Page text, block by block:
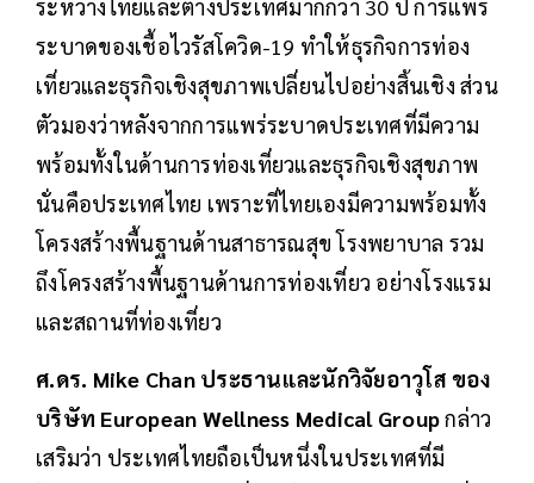
ระหว่างไทยและต่างประเทศมากกว่า 30 ปี การแพร่
ระบาดของเชื้อไวรัสโควิด-19 ทำให้ธุรกิจการท่อง
เที่ยวและธุรกิจเชิงสุขภาพเปลี่ยนไปอย่างสิ้นเชิง ส่วน
ตัวมองว่าหลังจากการแพร่ระบาดประเทศที่มีความ
พร้อมทั้งในด้านการท่องเที่ยวและธุรกิจเชิงสุขภาพ
นั่นคือประเทศไทย เพราะที่ไทยเองมีความพร้อมทั้ง
โครงสร้างพื้นฐานด้านสาธารณสุข โรงพยาบาล รวม
ถึงโครงสร้างพื้นฐานด้านการท่องเที่ยว อย่างโรงแรม
และสถานที่ท่องเที่ยว
ศ.ดร. Mike Chan ประธานและนักวิจัยอาวุโส ของ
บริษัท European Wellness Medical Groupกล่าว
เสริมว่า ประเทศไทยถือเป็นหนึ่งในประเทศที่มี